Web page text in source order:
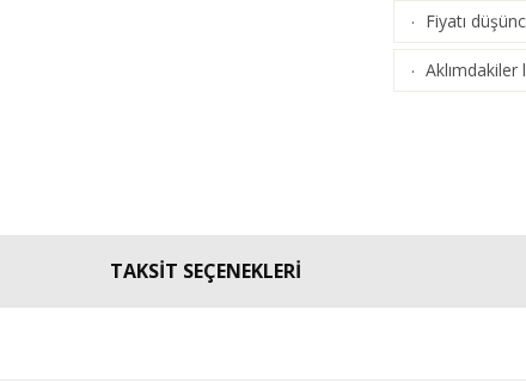
· Fiyatı
· Aklımdakiler
TAKSİT SEÇENEKLERİ